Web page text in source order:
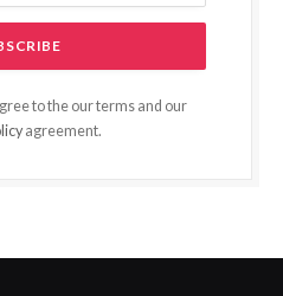
to the our terms and our
agreement.